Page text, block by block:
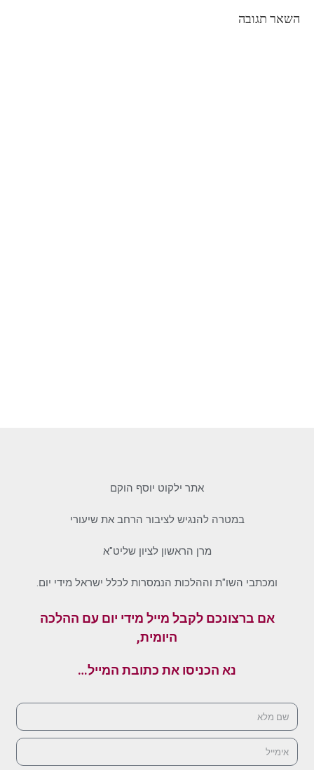
השאר תגובה
אתר ילקוט יוסף הוקם
במטרה להנגיש לציבור הרחב את שיעורי
מרן הראשון לציון שליט"א
ומכתבי השו"ת וההלכות הנמסרות לכלל ישראל מידי יום.
אם ברצונכם לקבל מייל מידי יום עם ההלכה
היומית,
נא הכניסו את כתובת המייל…